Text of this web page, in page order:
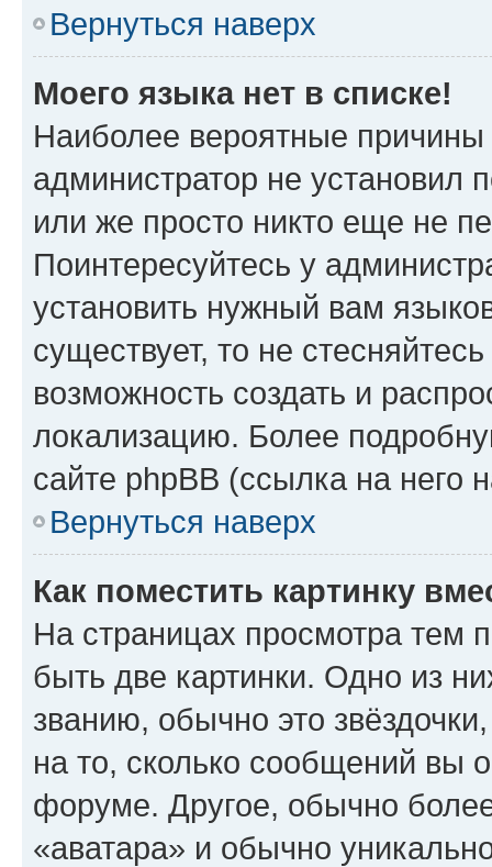
Вернуться наверх
Моего языка нет в списке!
Наиболее вероятные причины
администратор не установил
или же просто никто еще не
Поинтересуйтесь у
установить нужный вам
существует, то не
возможность создать и
локализацию. Более
сайте phpBB (ссылка на него
Вернуться наверх
Как поместить картинку
На страницах просмотра тем
быть две картинки. Одно из
званию, обычно это
на то, сколько сообщений вы
форуме. Другое, обычно
«аватара» и обычно